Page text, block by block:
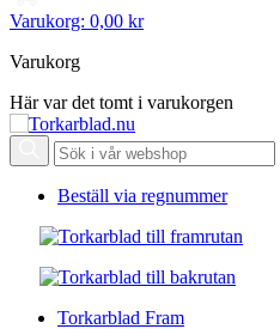
Varukorg: 0,00 kr
Varukorg
Här var det tomt i varukorgen
Beställ via regnummer
Torkarblad Fram